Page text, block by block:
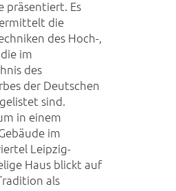
präsentiert. Es
die
des Hoch-,
im
des
der Deutschen
sind.
in einem
im
Leipzig-
Haus blickt auf
als